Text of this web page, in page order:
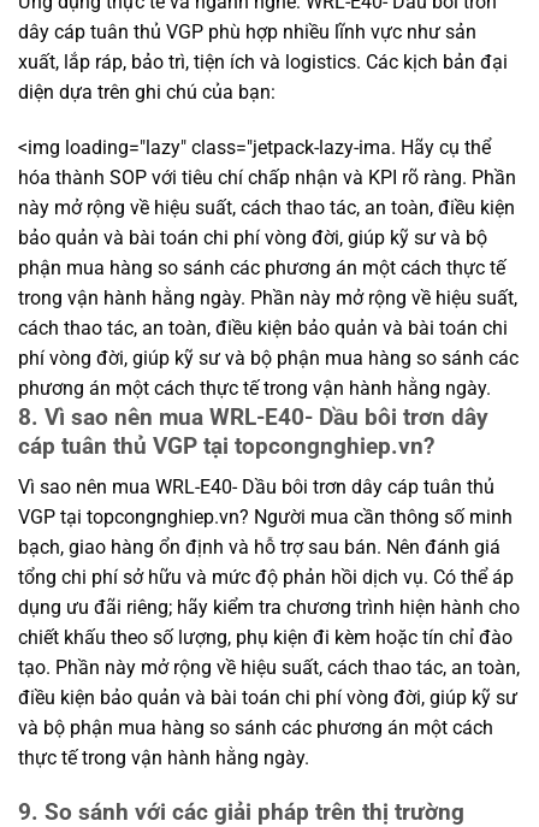
dây cáp tuân thủ VGP phù hợp nhiều lĩnh vực như sản
xuất, lắp ráp, bảo trì, tiện ích và logistics. Các kịch bản đại
diện dựa trên ghi chú của bạn:
<img loading="lazy" class="jetpack-lazy-ima. Hãy cụ thể
hóa thành SOP với tiêu chí chấp nhận và KPI rõ ràng. Phần
này mở rộng về hiệu suất, cách thao tác, an toàn, điều kiện
bảo quản và bài toán chi phí vòng đời, giúp kỹ sư và bộ
phận mua hàng so sánh các phương án một cách thực tế
trong vận hành hằng ngày. Phần này mở rộng về hiệu suất,
cách thao tác, an toàn, điều kiện bảo quản và bài toán chi
phí vòng đời, giúp kỹ sư và bộ phận mua hàng so sánh các
phương án một cách thực tế trong vận hành hằng ngày.
8. Vì sao nên mua WRL-E40- Dầu bôi trơn dây
cáp tuân thủ VGP tại topcongnghiep.vn?
Vì sao nên mua WRL-E40- Dầu bôi trơn dây cáp tuân thủ
VGP tại topcongnghiep.vn? Người mua cần thông số minh
bạch, giao hàng ổn định và hỗ trợ sau bán. Nên đánh giá
tổng chi phí sở hữu và mức độ phản hồi dịch vụ. Có thể áp
dụng ưu đãi riêng; hãy kiểm tra chương trình hiện hành cho
chiết khấu theo số lượng, phụ kiện đi kèm hoặc tín chỉ đào
tạo. Phần này mở rộng về hiệu suất, cách thao tác, an toàn,
điều kiện bảo quản và bài toán chi phí vòng đời, giúp kỹ sư
và bộ phận mua hàng so sánh các phương án một cách
thực tế trong vận hành hằng ngày.
9. So sánh với các giải pháp trên thị trường